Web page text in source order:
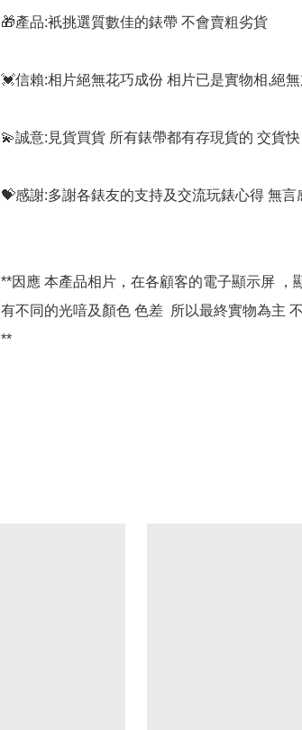
🎁產品:衹挑選質數佳的錶帶 不會賣粗劣貨
💓信賴:相片絕無花巧成份 相片已是實物相,絕無
💫誠意:見貨買貨 所有錶帶都有存現貨的 交貨
💝感謝:多謝各錶友的支持及交流玩錶心得 無言
**因應 本產品相片，在各顧客的電子顯示屏 ，
有不同的光喑及顏色 色差  所以最終實物為主
**